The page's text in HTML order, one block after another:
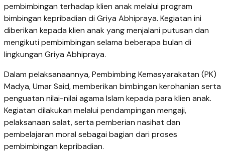
pembimbingan terhadap klien anak melalui program
bimbingan kepribadian di Griya Abhipraya. Kegiatan ini
diberikan kepada klien anak yang menjalani putusan dan
mengikuti pembimbingan selama beberapa bulan di
lingkungan Griya Abhipraya.
Dalam pelaksanaannya, Pembimbing Kemasyarakatan (PK)
Madya, Umar Said, memberikan bimbingan kerohanian serta
penguatan nilai-nilai agama Islam kepada para klien anak.
Kegiatan dilakukan melalui pendampingan mengaji,
pelaksanaan salat, serta pemberian nasihat dan
pembelajaran moral sebagai bagian dari proses
pembimbingan kepribadian.